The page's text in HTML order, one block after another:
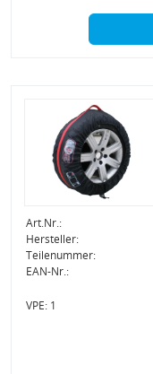
Art.Nr.:
Hersteller:
Teilenummer:
EAN-Nr.:
VPE: 1